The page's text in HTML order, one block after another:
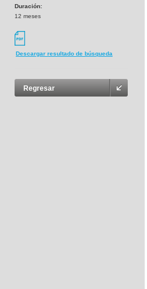
Duración:
12 meses
Descargar resultado de búsqueda
Regresar